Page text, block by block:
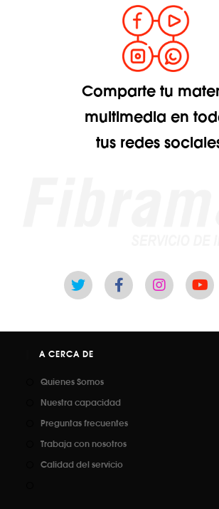
Comparte tu
multimedia en
tus redes
A CERCA DE
Quienes Somos
Nuestra capacidad
Preguntas frecuentes
Trabaja con nosotros
Calidad del servicio